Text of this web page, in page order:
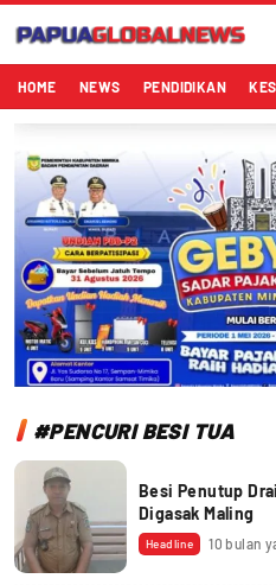
Papuaglobalnews.com
Menulis Fakta dengan Hati
HOME NEWS PENDIDIKAN
#PENCURI BESI TUA
Besi Penutup
Digasak Maling
Headline 10 bulan